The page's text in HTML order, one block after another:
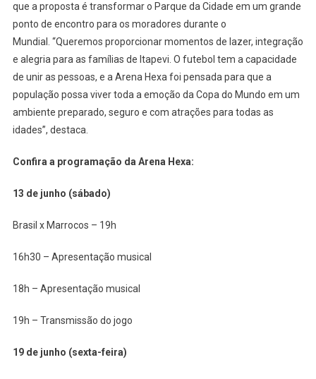
que a proposta é transformar o Parque da Cidade em um grande
ponto de encontro para os moradores durante o
Mundial. “Queremos proporcionar momentos de lazer, integração
e alegria para as famílias de Itapevi. O futebol tem a capacidade
de unir as pessoas, e a Arena Hexa foi pensada para que a
população possa viver toda a emoção da Copa do Mundo em um
ambiente preparado, seguro e com atrações para todas as
idades”, destaca.
Confira a programação da Arena Hexa:
13 de junho (sábado)
Brasil x Marrocos – 19h
16h30 – Apresentação musical
18h – Apresentação musical
19h – Transmissão do jogo
19 de junho (sexta-feira)